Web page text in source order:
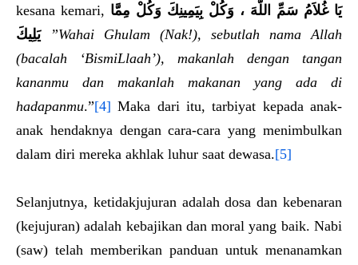
kesana kemari, يَا غُلاَمُ سَمِّ اللَّهَ ، وَكُلْ بِيَمِينِكَ وَكُلْ مِمَّا
يَلِيكَ”Wahai Ghulam (Nak!), sebutlah nama Allah
(bacalah ‘BismiLlaah’), makanlah dengan tangan
kananmu dan makanlah makanan yang ada di
hadapanmu.”[4] Maka dari itu, tarbiyat kepada anak-
anak hendaknya dengan cara-cara yang menimbulkan
dalam diri mereka akhlak luhur saat dewasa.[5]
Selanjutnya, ketidakjujuran adalah dosa dan kebenaran
(kejujuran) adalah kebajikan dan moral yang baik. Nabi
(saw) telah memberikan panduan untuk menanamkan